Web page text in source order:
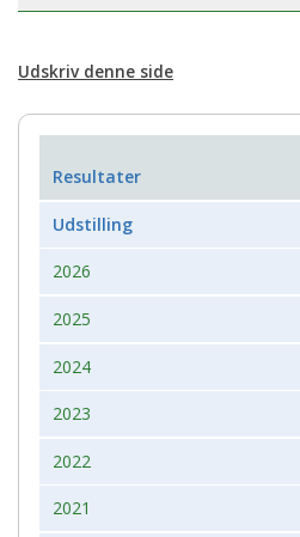
Udskriv denne side
Resultater
Udstilling
2026
2025
2024
2023
2022
2021